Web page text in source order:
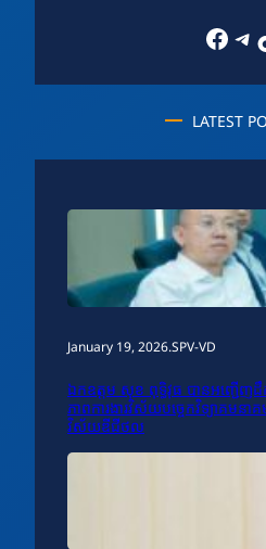
Facebook Telegram
LATEST
January 19, 2026.SPV-VD
ឯកឧត្តម សុខ ពុទ្ធិវុធ បានអញ្ជើញដឹ
ភាពការងារវិស័យបច្ចេកវិទ្យាគមន
វិស័យឌីជីថល